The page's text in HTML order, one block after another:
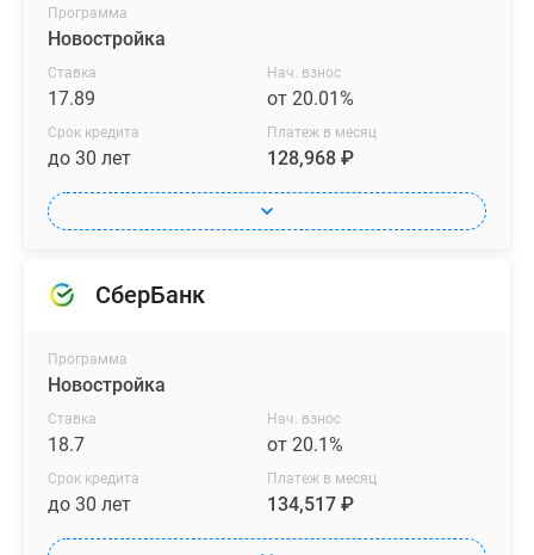
Программа
Новостройка
Ставка
17.89
Нач. взнос
от 20.01%
Срок кредита
до 30 лет
Платеж в месяц
128,968 ₽
СберБанк
Программа
Новостройка
Ставка
18.7
Нач. взнос
от 20.1%
Срок кредита
до 30 лет
Платеж в месяц
134,517 ₽